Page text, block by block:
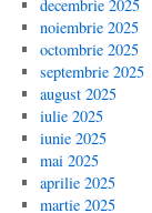
decembrie 2025
noiembrie 2025
octombrie 2025
septembrie 2025
august 2025
iulie 2025
iunie 2025
mai 2025
aprilie 2025
martie 2025